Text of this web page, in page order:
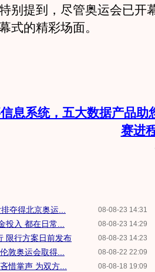
别提到，尽管奥运会已开
式的精彩场面。
息系统，五大数据产品助
赛进
08-08-23 14:31
夺得北京奥运...
08-08-23 14:29
投入 都在日常...
08-08-23 14:23
限行方案日前发布
08-08-22 22:09
敦奥运会取得...
08-08-18 19:09
惜掌声 为双方...